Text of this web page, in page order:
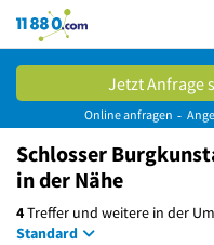
11880.com
Jetzt Anfrage
Online anfragen
Schlosser
in der Nähe
4Treffer und weitere in der
Standard